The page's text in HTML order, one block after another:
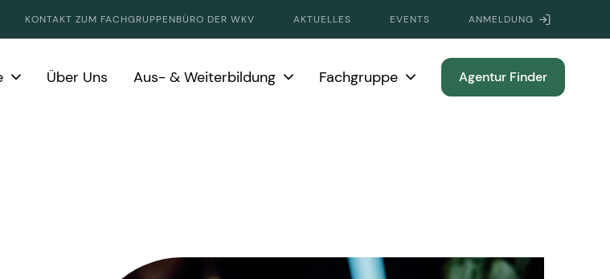
ANMELDUNG
KONTAKT ZUM FACHGRUPPENBÜRO DER WKV AKTUELLES EVENTS
Über Uns Aus- & Weiterbildung Fachgruppe Agentur Finder